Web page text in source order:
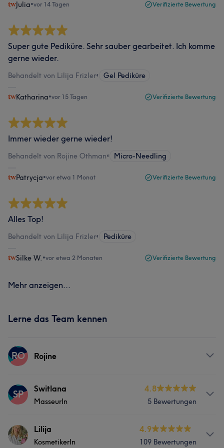
Julia•vor 14 Tagen Verifizierte Bewertung
Super gute Pediküre. Sehr sauber gearbeitet. Ich komme
gerne wieder.
Behandelt von Lilija Frizler• Gel Pediküre
Katharina•vor 15 Tagen Verifizierte Bewertung
Immer wieder gerne wieder!
Behandelt von Rojine Othman• Micro-Needling
Patrycja•vor etwa 1 Monat Verifizierte Bewertung
Alles Top!
Behandelt von Lilija Frizler• Pediküre
Silke W. •vor etwa 2 Monaten Verifizierte Bewertung
Mehr anzeigen...
Lerne das Team kennen
RO Rojine
Services
SP Switlana
MasseurIn
4.8
5 Bewertungen
ServicesLilija
KosmetikerIn
4.9
109 Bewertungen